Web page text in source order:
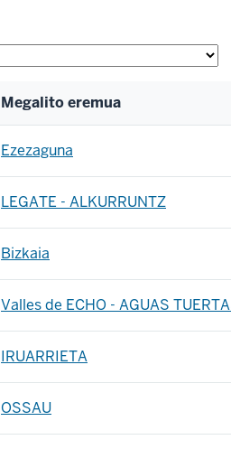
Megalito eremua
Ezezaguna
LEGATE - ALKURRUNTZ
Bizkaia
Valles de ECHO - AGUAS
IRUARRIETA
OSSAU